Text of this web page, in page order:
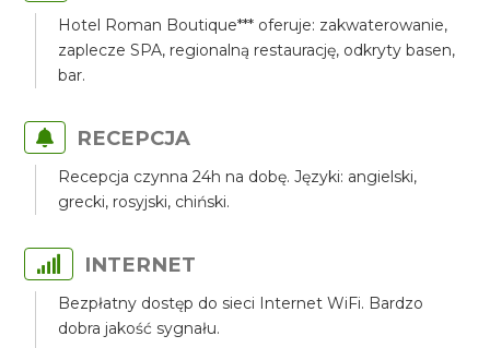
Hotel Roman Boutique*** oferuje: zakwaterowanie,
zaplecze SPA, regionalną restaurację, odkryty basen,
bar.
RECEPCJA
Recepcja czynna 24h na dobę. Języki: angielski,
grecki, rosyjski, chiński.
INTERNET
Bezpłatny dostęp do sieci Internet WiFi. Bardzo
dobra jakość sygnału.